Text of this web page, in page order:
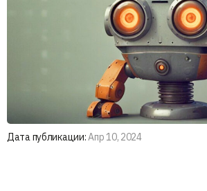
Дата публикации:Апр 10, 2024